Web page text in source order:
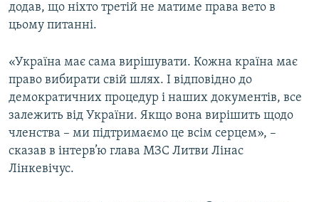
додав, що ніхто третій не матиме права вето в
цьому питанні.
«Україна має сама вирішувати. Кожна країна має
право вибирати свій шлях. І відповідно до
демократичних процедур і наших документів, все
залежить від України. Якщо вона вирішить щодо
членства – ми підтримаємо це всім серцем», –
сказав в інтерв’ю глава МЗС Литви Лінас
Лінкевічус.